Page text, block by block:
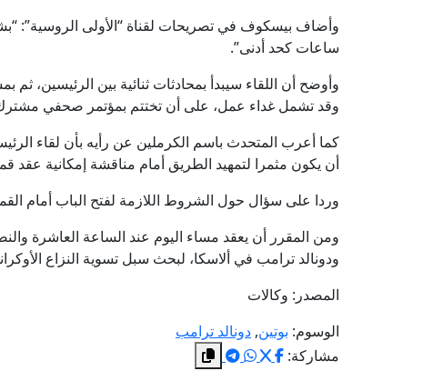
ساعات كحد أدنى”.
وأوضح أن اللقاء سيبدأ بمحادثات ثنائية بين الرئيسين،
وقد تشمل غداء عمل، على أن تختتم بمؤتمر صحفي
كما أعرب المتحدث باسم الكرملين عن رأيه بأن لقاء
أن يكون مثمرا لتمهيد الطريق أمام مناقشة إمكانية عقد
وردا على سؤال حول الشروط اللازمة لفتح الباب أمام
ومن المقرر أن يعقد مساء اليوم عند الساعة العاشرة
ودونالد ترامب في ألاسكا، لبحث سبل تسوية النزاع
المصدر: وكالات
الوسوم: بوتين, دونالد ترامب
مشاركة: